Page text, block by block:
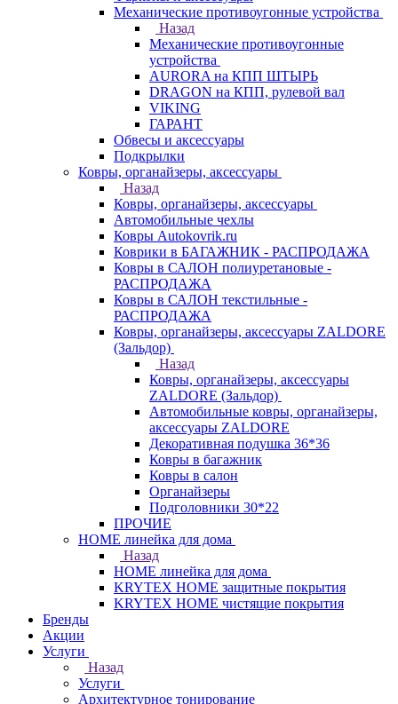
Механические противоугонные устройства
Назад
Механические противоугонные
устройства
AURORA на КПП ШТЫРЬ
DRAGON на КПП, рулевой вал
VIKING
ГАРАНТ
Обвесы и аксессуары
Подкрылки
Ковры, органайзеры, аксессуары
Назад
Ковры, органайзеры, аксессуары
Автомобильные чехлы
Ковры Autokovrik.ru
Коврики в БАГАЖНИК - РАСПРОДАЖА
Ковры в САЛОН полиуретановые -
РАСПРОДАЖА
Ковры в САЛОН текстильные -
РАСПРОДАЖА
Ковры, органайзеры, аксессуары ZALDORE
(Зальдор)
Назад
Ковры, органайзеры, аксессуары
ZALDORE (Зальдор)
Автомобильные ковры, органайзеры,
аксессуары ZALDORE
Декоративная подушка 36*36
Ковры в багажник
Ковры в салон
Органайзеры
Подголовники 30*22
ПРОЧИЕ
HOME линейка для дома
Назад
HOME линейка для дома
KRYTEX HOME защитные покрытия
KRYTEX HOME чистящие покрытия
Бренды
Акции
Услуги
Назад
Услуги
Архитектурное тонирование